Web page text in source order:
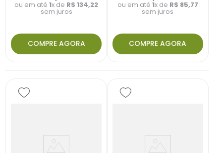
ou em até1x de R$ 134,22
sem juros
COMPRE AGORA
ou em até 1x de R$ 85,77
sem juros
COMPRE AGORA